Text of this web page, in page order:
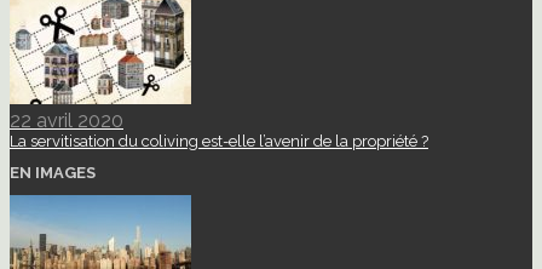
22 avril 2020
La servitisation du coliving est-elle l’avenir de la propriété ?
EN IMAGES